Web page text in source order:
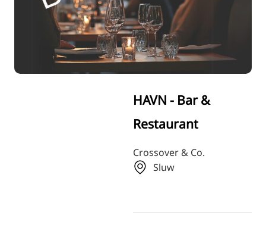
FI
HAVN - Bar &
Restaurant
Crossover & Co.
Sluw